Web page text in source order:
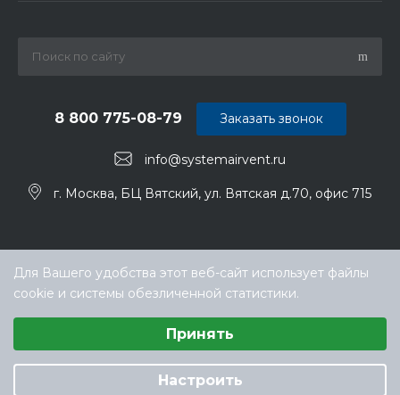
info@systemairvent.ru
8 800 775-08-79
г. Москва, БЦ Вятский, ул. Вятская д.70, офис 715
Заказать звонок
дилер Systemair (Системэйр) в РФ
Для Вашего удобства этот веб-сайт использует файлы
cookie и системы обезличенной статистики.
Принять
Настроить